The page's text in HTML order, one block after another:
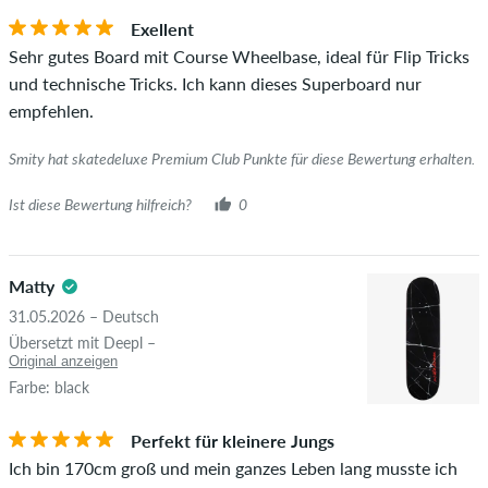
Artikel wirklich gekauft hat, erkennst du am grünen Haken
neben dem Namen mit dem Zusatz "Verifizierter Kauf". Bei
diesen Personen wurde der Kauf anhand ihrer Bestellungen
überprüft. Bei Bewertungen ohne grünen Haken, können wir
wirklich besitzen oder besessen haben.
Exellent
Sehr gutes Board mit Course Wheelbase, ideal für Flip Tricks
und technische Tricks. Ich kann dieses Superboard nur
empfehlen.
Smity hat skatedeluxe Premium Club Punkte für diese Bewertung erhalten.
Ist diese Bewertung hilfreich? 0
Matty
31.05.2026 – Deutsch
Übersetzt mit Deepl –
Original anzeigen
Farbe: black
Perfekt für kleinere Jungs
Ich bin 170cm groß und mein ganzes Leben lang musste ich